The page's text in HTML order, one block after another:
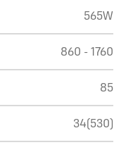
565W
860 - 1760
85
34(530)